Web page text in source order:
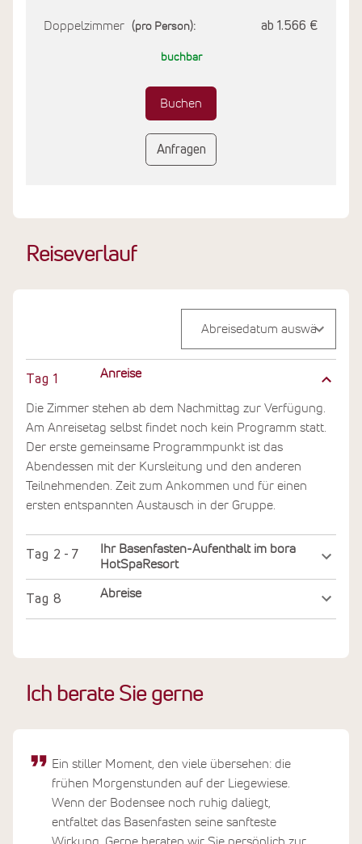
Reiseverlauf
Tag 1 Anreise
Die Zimmer stehen ab dem Nachmittag zur Verfügung.
Am Anreisetag selbst findet noch kein Programm statt.
Der erste gemeinsame Programmpunkt ist das
Abendessen mit der Kursleitung und den anderen
Teilnehmenden. Zeit zum Ankommen und für einen
ersten entspannten Austausch in der Gruppe.
Tag 2 - 7
Ihr Basenfasten-Aufenthalt im bora
HotSpaResort
Tag 8 Abreise
Doppelzimmer (pro Person): ab 1.566 €
buchbar
Buchen
Anfragen
Ich berate Sie gerne
Ein stiller Moment, den viele übersehen: die
frühen Morgenstunden auf der Liegewiese.
Wenn der Bodensee noch ruhig daliegt,
entfaltet das Basenfasten seine sanfteste
Wirkung. Gerne beraten wir Sie persönlich zur